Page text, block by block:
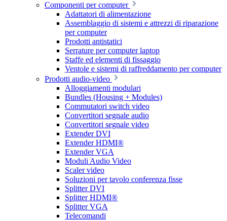
Componenti per computer
Adattatori di alimentazione
Assemblaggio di sistemi e attrezzi di riparazione
per computer
Prodotti antistatici
Serrature per computer laptop
Staffe ed elementi di fissaggio
Ventole e sistemi di raffreddamento per computer
Prodotti audio-video
Alloggiamenti modulari
Bundles (Housing + Modules)
Commutatori switch video
Convertitori segnale audio
Convertitori segnale video
Extender DVI
Extender HDMI®
Extender VGA
Moduli Audio Video
Scaler video
Soluzioni per tavolo conferenza fisse
Splitter DVI
Splitter HDMI®
Splitter VGA
Telecomandi